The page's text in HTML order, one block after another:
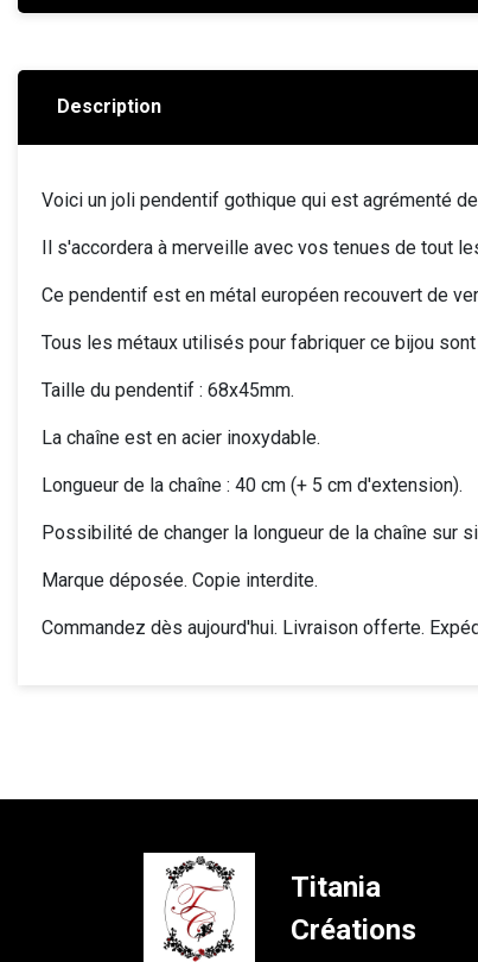
Description
Voici un joli pendentif gothique qui est agrémenté
Il s'accordera à merveille avec vos tenues de tout
Ce pendentif est en métal européen recouvert de
Tous les métaux utilisés pour fabriquer ce bijou
Taille du pendentif : 68x45mm.
La chaîne est en acier inoxydable.
Longueur de la chaîne : 40 cm (+ 5 cm d'extension).
Possibilité de changer la longueur de la chaîne sur
Marque déposée. Copie interdite.
Commandez dès aujourd'hui. Livraison offerte.
Titania
Créations